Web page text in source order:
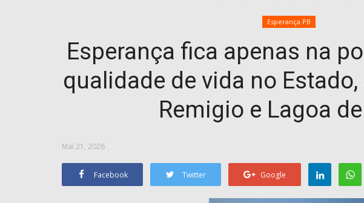
Esperança PB
Esperança fica apenas na
qualidade de vida no
Remigio e Lagoa
Mai 21, 2026
Facebook Twitter Google